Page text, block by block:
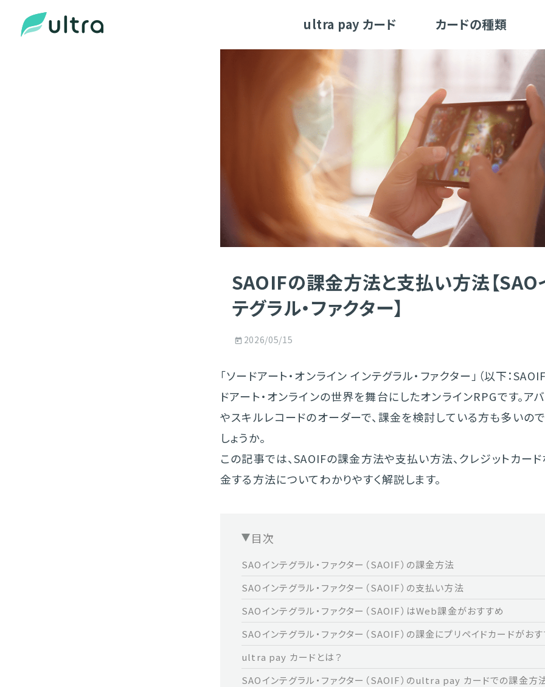
ultra pay カード カードの種類
SAOIFの課金方法と支払い方法【SAO
テグラル・ファクター】
2026/05/15
「ソードアート・オンライン インテグラル・ファクター」（以下：
ドアート・オンラインの世界を舞台にしたオンラインRPGです。ア
やスキルレコードのオーダーで、課金を検討している方も多いの
しょうか。
この記事では、SAOIFの課金方法や支払い方法、クレジットカー
金する方法についてわかりやすく解説します。
目次
SAOインテグラル・ファクター（SAOIF）の課金方法
SAOインテグラル・ファクター（SAOIF）の支払い方法
SAOインテグラル・ファクター（SAOIF）はWeb課金がおすすめ
SAOインテグラル・ファクター（SAOIF）の課金にプリペイドカードがお
ultra pay カードとは？
SAOインテグラル・ファクター（SAOIF）のultra pay カードでの課金方